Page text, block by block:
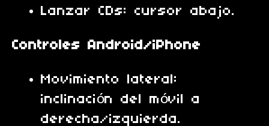
Lanzar CDs: cursor abajo.
Controles Android/iPhone
Movimiento lateral:
inclinación del móvil a
derecha/izquierda.